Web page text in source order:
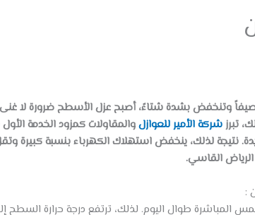
وتنخفض بشدة شتاءً، أصبح عزل الأسطح ضرورة لا
تبرز شركة الأمير للعوازلوالمقاولات كمزود الخدمة
نتيجة لذلك، ينخفض استهلاك الكهرباء بنسبة
الرياض القاسي.
: